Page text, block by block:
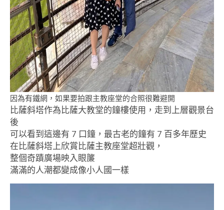
因為有鐵網，如果要拍跟主教座堂的合照很難避開
比薩斜塔作為比薩大教堂的鐘樓使用，走到上層觀景台
後
可以看到這邊有 7 口鐘，最古老的鐘有 7 百多年歷史
在比薩斜塔上欣賞比薩主教座堂超壯觀，
整個奇蹟廣場映入眼簾
滿滿的人潮都變成像小人國一樣